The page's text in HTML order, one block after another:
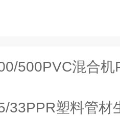
500PVC混合机PVC高速
33PPR塑料管材生